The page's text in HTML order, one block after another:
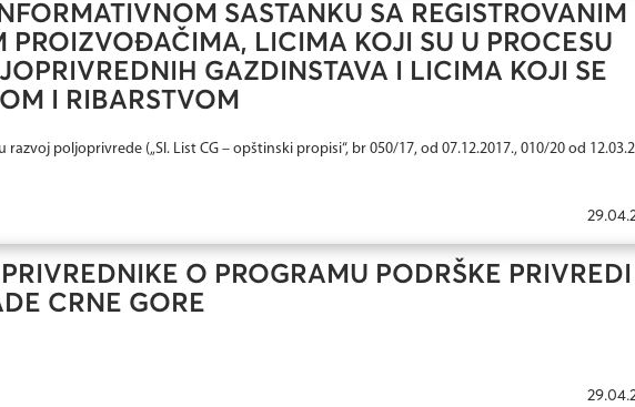
SASTANKU SA REGISTROVANIM
PROIZVOĐAČIMA, LICIMA KOJI SU U PROCESU
GAZDINSTAVA I LICIMA KOJI SE
I RIBARSTVOM
poljoprivrede („Sl. List CG – opštinski propisi“, br 050/17, od 07.12.2017., 010/20 od
O PROGRAMU PODRŠKE PRIVREDI I
CRNE GORE